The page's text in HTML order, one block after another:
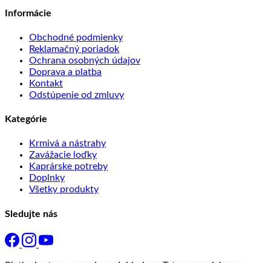
Informácie
Obchodné podmienky
Reklamačný poriadok
Ochrana osobných údajov
Doprava a platba
Kontakt
Odstúpenie od zmluvy
Kategórie
Krmivá a nástrahy
Zavážacie loďky
Kaprárske potreby
Doplnky
Všetky produkty
Sledujte nás